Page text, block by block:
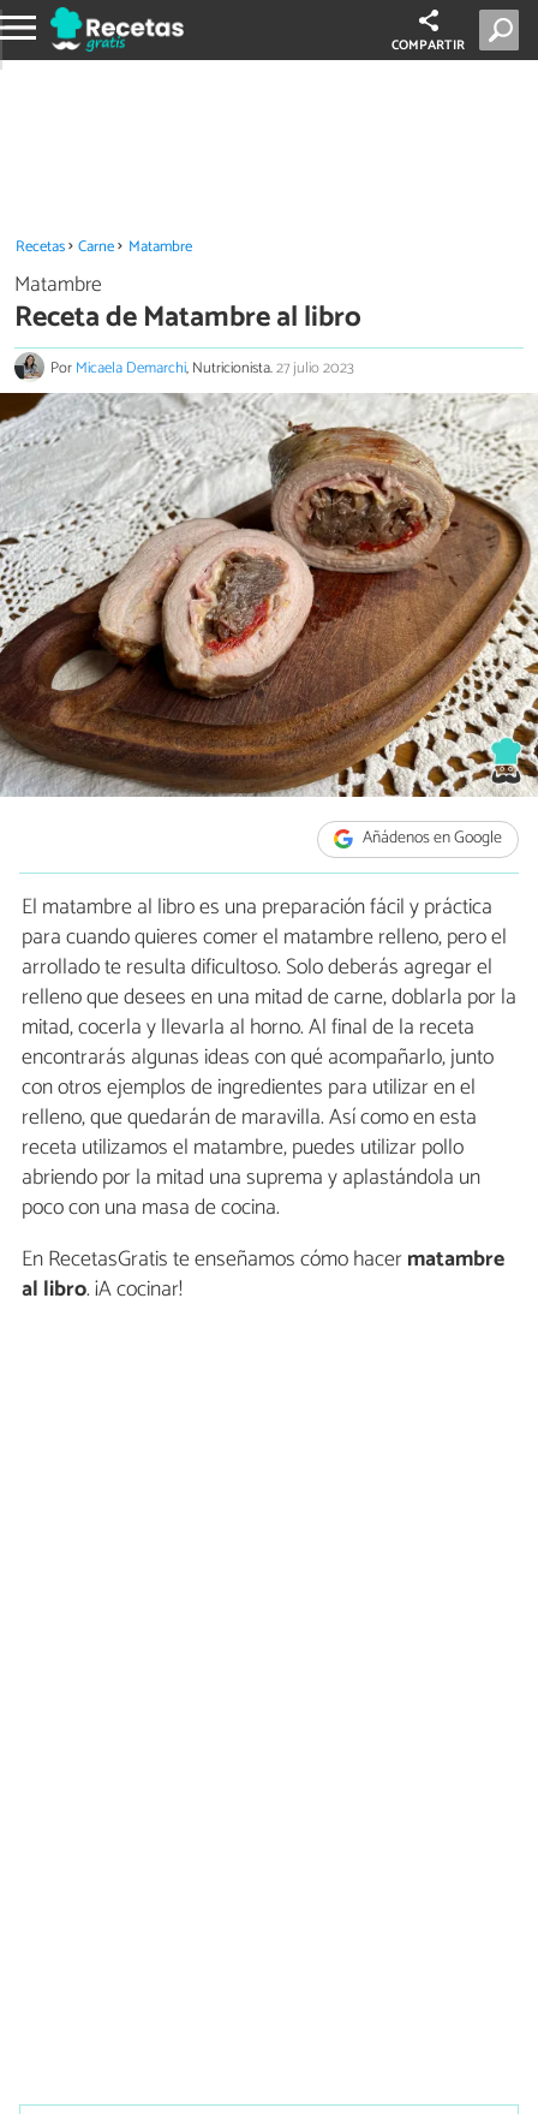
COMPARTIR
Recetas Carne Matambre
Matambre
Receta de Matambre al libro
PorMicaela Demarchi, Nutricionista.27 julio 2023
Añádenos en Google
El matambre al libro es una preparación fácil y práctica
para cuando quieres comer el matambre relleno, pero el
arrollado te resulta dificultoso. Solo deberás agregar el
relleno que desees en una mitad de carne, doblarla por la
mitad, cocerla y llevarla al horno. Al final de la receta
encontrarás algunas ideas con qué acompañarlo, junto
con otros ejemplos de ingredientes para utilizar en el
relleno, que quedarán de maravilla. Así como en esta
receta utilizamos el matambre, puedes utilizar pollo
abriendo por la mitad una suprema y aplastándola un
poco con una masa de cocina.
En RecetasGratis te enseñamos cómo hacermatambre
al libro. ¡A cocinar!